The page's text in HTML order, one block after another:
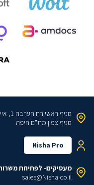
סניף ראשי רח הערבה 1, איירפורט סיטי
סניף צפון מת"ם חיפה
Nisha Pro
מעסיקים- לפתיחת
sales@Nisha.co.il